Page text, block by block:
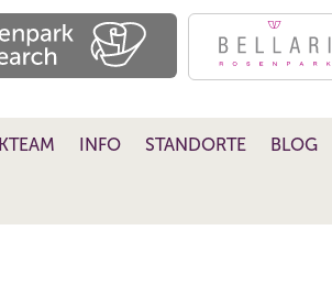
INFO STANDORTE BLOG